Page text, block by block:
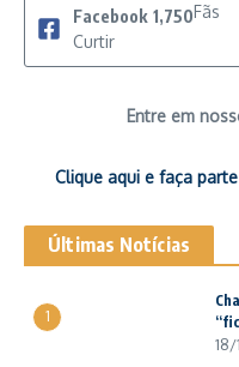
Facebook 1,750Fãs
Curtir
Entre em
Clique aqui e faça
Últimas Notícias
1
18/